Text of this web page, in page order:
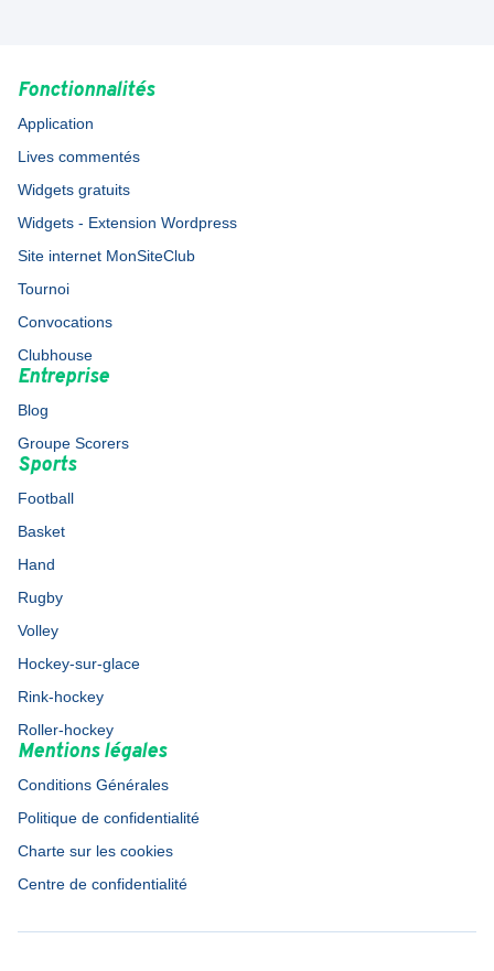
Fonctionnalités
Application
Lives commentés
Widgets gratuits
Widgets - Extension Wordpress
Site internet MonSiteClub
Tournoi
Convocations
Clubhouse
Entreprise
Blog
Groupe Scorers
Sports
Football
Basket
Hand
Rugby
Volley
Hockey-sur-glace
Rink-hockey
Roller-hockey
Mentions légales
Conditions Générales
Politique de confidentialité
Charte sur les cookies
Centre de confidentialité